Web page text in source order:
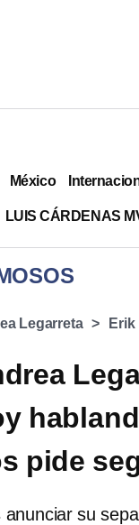
México
LUIS CÁRDENAS
Legarreta Erik
pide
anunciar su